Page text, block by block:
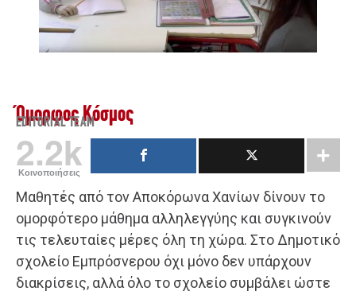
Όμορφος Κόσμος
EDITORIAL TEAM
2.2k
Κοινοποιήσεις
Μαθητές από τον Αποκόρωνα Χανίων δίνουν το
ομορφότερο μάθημα αλληλεγγύης και συγκινούν
τις τελευταίες μέρες όλη τη χώρα. Στο Δημοτικό
σχολείο Εμπρόσνερου όχι μόνο δεν υπάρχουν
διακρίσεις, αλλά όλο το σχολείο συμβάλει ώστε